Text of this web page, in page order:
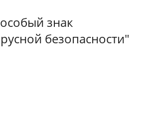
знак
безопасности"